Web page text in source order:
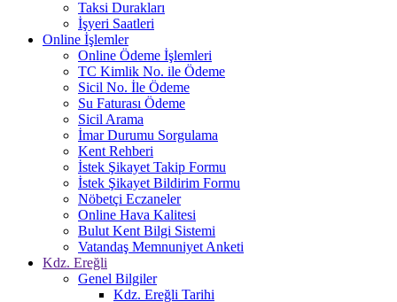
Taksi Durakları
İşyeri Saatleri
Online İşlemler
Online Ödeme İşlemleri
TC Kimlik No. ile Ödeme
Sicil No. İle Ödeme
Su Faturası Ödeme
Sicil Arama
İmar Durumu Sorgulama
Kent Rehberi
İstek Şikayet Takip Formu
İstek Şikayet Bildirim Formu
Nöbetçi Eczaneler
Online Hava Kalitesi
Bulut Kent Bilgi Sistemi
Vatandaş Memnuniyet Anketi
Kdz. Ereğli
Genel Bilgiler
Kdz. Ereğli Tarihi